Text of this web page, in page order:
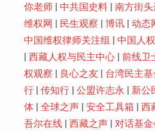
你老师 | 中共国史料 | 南方街头
维权网 | 民生观察 | 博讯 | 动态
中国维权律师关注组 | 中国人权
| 西藏人权与民主中心 | 前线卫
权观察 | 良心之友 | 台湾民主
行 | 传知行 | 公盟许志永 | 新公
体 | 全球之声 | 安全工具箱 | 西
吾尔在线 | 西藏之声 | 对话基金